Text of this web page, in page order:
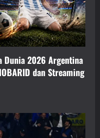
Dunia 2026 Argentina
dan Streaming